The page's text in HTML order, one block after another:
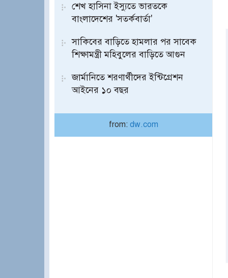
শেখ হাসিনা ইস্যুতে ভারতকে
বাংলাদেশের 'সতর্কবার্তা'
সাকিবের বাড়িতে হামলার পর সাবেক
শিক্ষামন্ত্রী মহিবুলের বাড়িতে আগুন
জার্মানিতে শরণার্থীদের ইন্টিগ্রেশন
আইনের ১০ বছর
from: dw.com